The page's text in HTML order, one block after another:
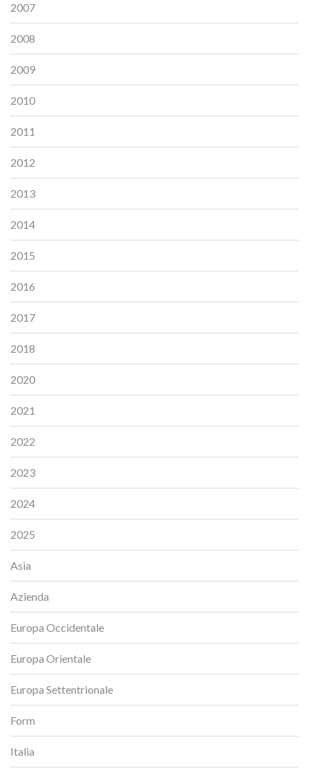
2007
2008
2009
2010
2011
2012
2013
2014
2015
2016
2017
2018
2020
2021
2022
2023
2024
2025
Asia
Azienda
Europa Occidentale
Europa Orientale
Europa Settentrionale
Form
Italia